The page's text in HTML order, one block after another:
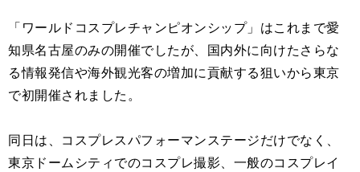
「ワールドコスプレチャンピオンシップ」はこれまで愛
知県名古屋のみの開催でしたが、国内外に向けたさらな
る情報発信や海外観光客の増加に貢献する狙いから東京
で初開催されました。
同日は、コスプレスパフォーマンステージだけでなく、
東京ドームシティでのコスプレ撮影、一般のコスプレイ